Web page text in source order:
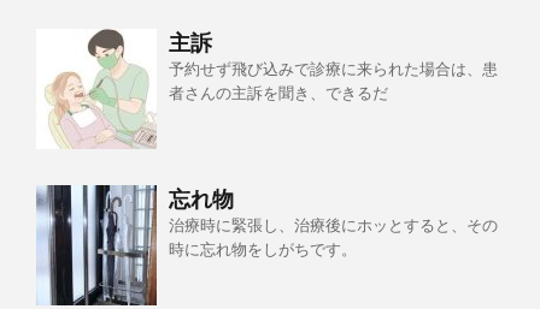
主訴
予約せず飛び込みで診療に来られた場合は、患
者さんの主訴を聞き、できるだ
忘れ物
治療時に緊張し、治療後にホッとすると、その
時に忘れ物をしがちです。